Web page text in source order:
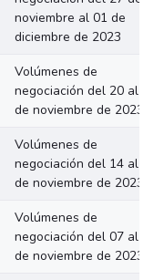
noviembre al 01 de
diciembre de 2023
Volúmenes de
negociación del 20 al 24
de noviembre de 2023
Volúmenes de
negociación del 14 al 17
de noviembre de 2023
Volúmenes de
negociación del 07 al 10
de noviembre de 2023